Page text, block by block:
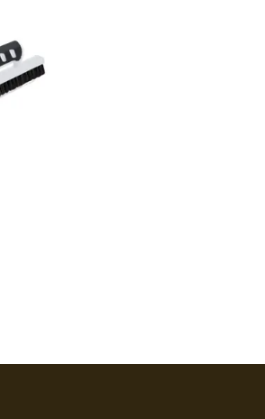
av lim: Lim strykes på
artikelnummer: 4750